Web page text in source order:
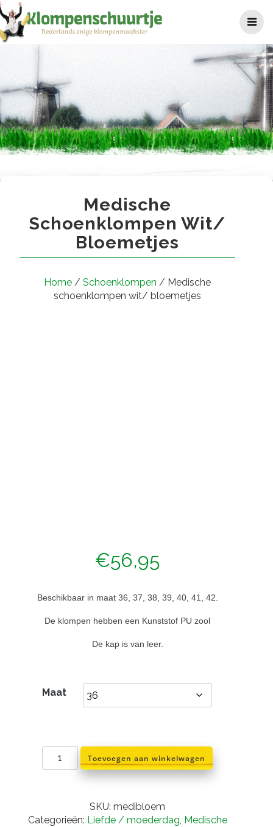
naar
de
Medische schoenklompen
Medische
Schoenklompen Wit/
Bloemetjes
Home / Schoenklompen / Medische
schoenklompen wit/ bloemetjes
€56,95
Beschikbaar in maat 36, 37, 38, 39, 40, 41, 42.
De klompen hebben een Kunststof PU zool
De kap is van leer.
Maat
Medische
schoenklompen
Toevoegen aan winkelwagen
SKU: medibloem
Categorieën: Liefde / moederdag, Medische